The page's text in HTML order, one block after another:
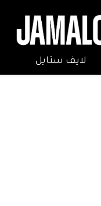
لايف ستايل